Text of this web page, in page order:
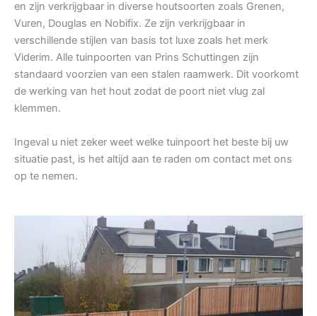
en zijn verkrijgbaar in diverse houtsoorten zoals Grenen,
Vuren, Douglas en Nobifix. Ze zijn verkrijgbaar in
verschillende stijlen van basis tot luxe zoals het merk
Viderim. Alle tuinpoorten van Prins Schuttingen zijn
standaard voorzien van een stalen raamwerk. Dit voorkomt
de werking van het hout zodat de poort niet vlug zal
klemmen.
Ingeval u niet zeker weet welke tuinpoort het beste bij uw
situatie past, is het altijd aan te raden om contact met ons
op te nemen.